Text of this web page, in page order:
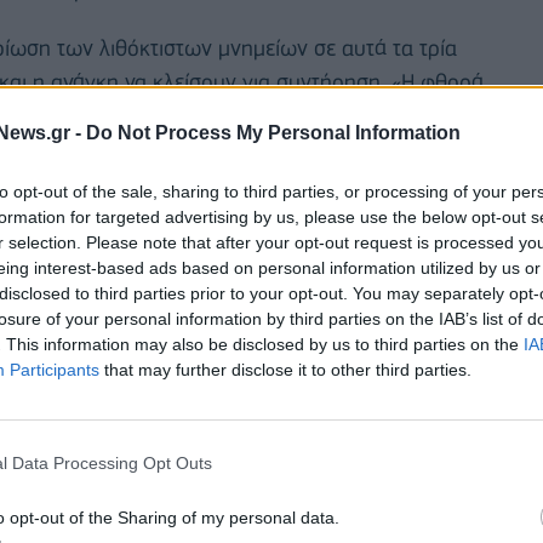
- Do Not Process My Personal Information
opt-out of the sale, sharing to third parties, or processing of your
for targeted advertising by us, please use the below opt-out
selection. Please note that after your opt-out request is processed
interest-based ads based on personal information utilized by us
to third parties prior to your opt-out. You may separately
of your personal information by third parties on the IAB’s list of
This information may also be disclosed by us to third parties on the
Participants that may further disclose it to other third parties.
Data Processing Opt Outs
opt-out of the Sharing of my personal data.
των λιθόκτιστων μνημείων σε αυτά τα τρία
η ανάγκη να κλείσουν για συντήρηση. «Η φθορά
να προστατεύσουμε την κληρονομιά μας».
τουριστικό αξιοθέατο του Περού και
όρο. Χτισμένη τον 15ο αιώνα από τον
θεωρείται το αντιπροσωπευτικότερο δείγμα
Μνημείο Παγκόσμιας Κληρονομιάς από την